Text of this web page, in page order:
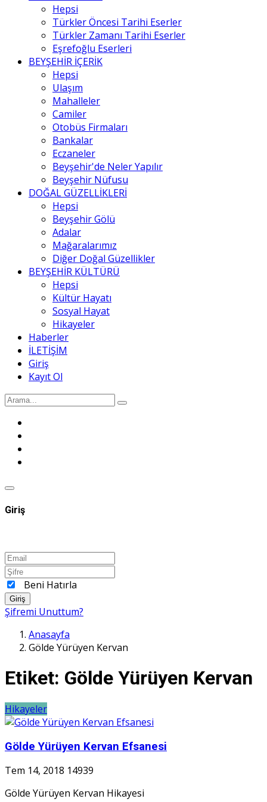
Hepsi
Türkler Öncesi Tarihi Eserler
Türkler Zamanı Tarihi Eserler
Eşrefoğlu Eserleri
BEYŞEHİR İÇERİK
Hepsi
Ulaşım
Mahalleler
Camiler
Otobüs Firmaları
Bankalar
Eczaneler
Beyşehir'de Neler Yapılır
Beyşehir Nüfusu
DOĞAL GÜZELLİKLERİ
Hepsi
Beyşehir Gölü
Adalar
Mağaralarımız
Diğer Doğal Güzellikler
BEYŞEHİR KÜLTÜRÜ
Hepsi
Kültür Hayatı
Sosyal Hayat
Hikayeler
Haberler
İLETİŞİM
Giriş
Kayıt Ol
Giriş
Beni Hatırla
Giriş
Şifremi Unuttum?
Anasayfa
Gölde Yürüyen Kervan
Etiket: Gölde Yürüyen Kervan
Hikayeler
Gölde Yürüyen Kervan Efsanesi
Tem 14, 2018 14939
Gölde Yürüyen Kervan Hikayesi